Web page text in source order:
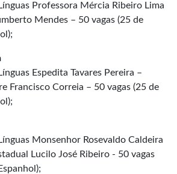
Professora Mércia Ribeiro Lima
Mendes – 50 vagas (25 de
Espedita Tavares Pereira –
Francisco Correia – 50 vagas (25 de
Monsenhor Rosevaldo Caldeira
Lucilo José Ribeiro - 50 vagas